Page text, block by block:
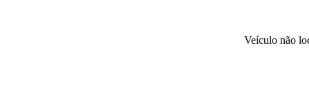
Veículo não